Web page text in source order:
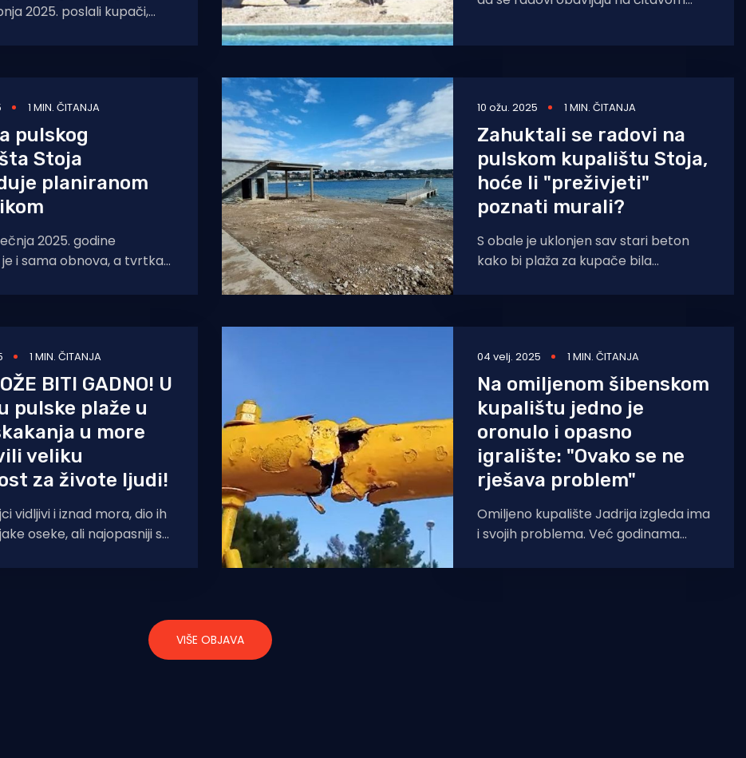
2025. poslali kupači,
koristio
1 MIN. ČITANJA
pulskog
Stoja
planiranom
2025. godine
i sama obnova, a tvrtka
da
10 ožu. 2025 1 MIN. ČITANJA
Zahuktali se radovi na
pulskom kupalištu Stoja,
hoće li "preživjeti"
poznati murali?
S obale je uklonjen sav stari beton
kako bi plaža za kupače bila
beton je
1 MIN. ČITANJA
BITI GADNO! U
pulske plaže u
u more
veliku
za živote ljudi!
vidljivi i iznad mora, dio ih
oseke, ali najopasniji su
04 velj. 2025 1 MIN. ČITANJA
Na omiljenom šibenskom
kupalištu jedno je
oronulo i opasno
igralište: "Ovako se ne
rješava problem"
Omiljeno kupalište Jadrija izgleda ima
i svojih problema. Već godinama
igrališta. Cijevi su zahrđale,
VIŠE OBJAVA